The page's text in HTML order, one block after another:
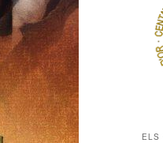
ELS